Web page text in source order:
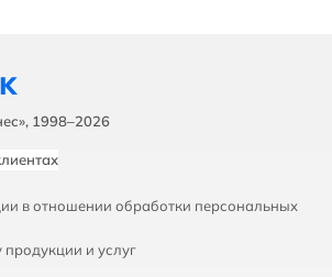
1998–2026
в отношении обработки персональных
и услуг